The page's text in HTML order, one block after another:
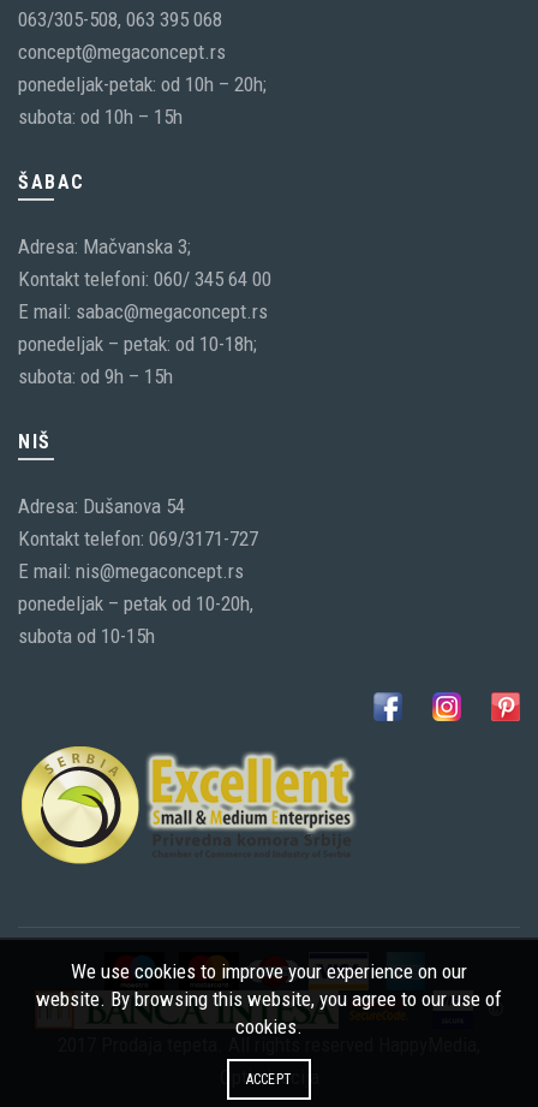
063/305-508, 063 395 068
concept@megaconcept.rs
ponedeljak-petak: od 10h – 20h;
subota: od 10h – 15h
ŠABAC
Adresa: Mačvanska 3;
Kontakt telefoni: 060/ 345 64 00
E mail: sabac@megaconcept.rs
ponedeljak – petak: od 10-18h;
subota: od 9h – 15h
NIŠ
Adresa: Dušanova 54
Kontakt telefon: 069/3171-727
E mail: nis@megaconcept.rs
ponedeljak – petak od 10-20h,
subota od 10-15h
©
Optimizacija
We use cookies to improve your experience on our
website. By browsing this website, you agree to our use of
cookies.
ACCEPT